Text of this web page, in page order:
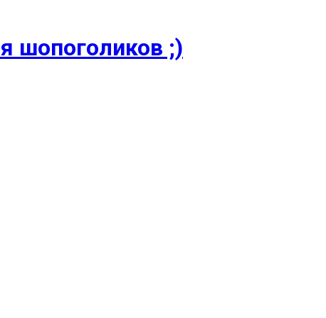
шопоголиков ;)